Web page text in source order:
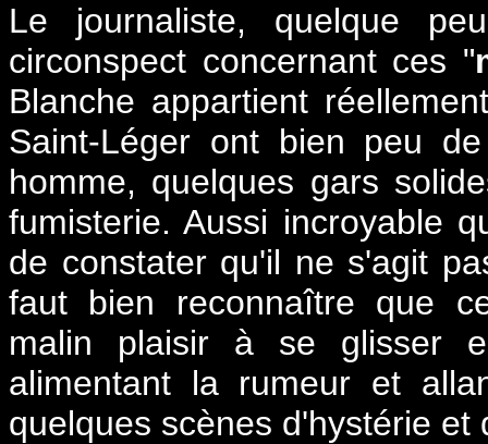
Le journaliste, quelque
circonspect concernant ces "
Blanche appartient
Saint-Léger ont bien peu
homme, quelques gars
fumisterie. Aussi incroyable
de constater qu'il ne s'agit
faut bien reconnaître que
malin plaisir à se glisser
alimentant la rumeur et
quelques scènes d'hystérie